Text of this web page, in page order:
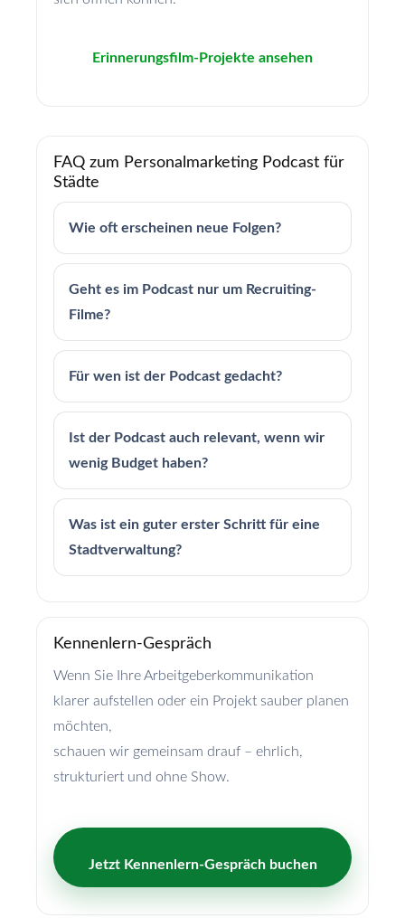
Erinnerungsfilm-Projekte ansehen
FAQ zum Personalmarketing Podcast für
Städte
Wie oft erscheinen neue Folgen?
Geht es im Podcast nur um Recruiting-
Filme?
Für wen ist der Podcast gedacht?
Ist der Podcast auch relevant, wenn wir
wenig Budget haben?
Was ist ein guter erster Schritt für eine
Stadtverwaltung?
Kennenlern-Gespräch
Wenn Sie Ihre Arbeitgeberkommunikation
klarer aufstellen oder ein Projekt sauber planen
möchten,
schauen wir gemeinsam drauf – ehrlich,
strukturiert und ohne Show.
Jetzt Kennenlern-Gespräch buchen